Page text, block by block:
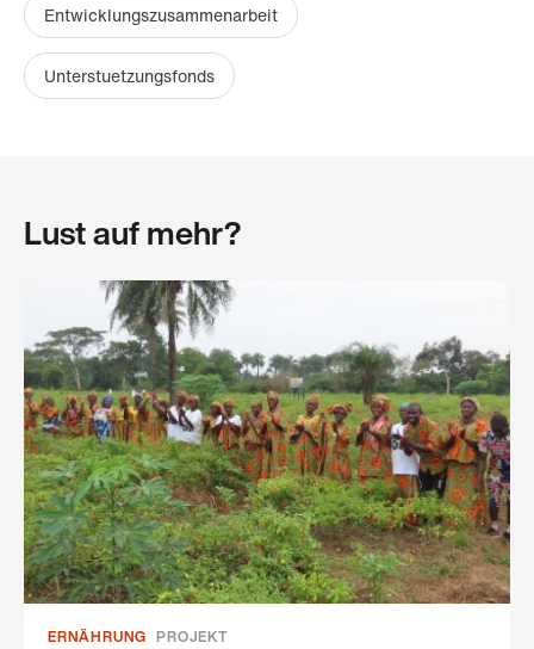
Entwicklungszusammenarbeit
Unterstuetzungsfonds
Lust auf mehr?
ERNÄHRUNG PROJEKT